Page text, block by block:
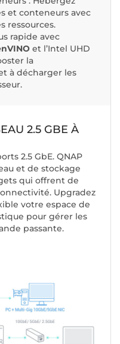
et conteneurs avec
ressources.
rapide avec
et l’Intel UHD
la
à décharger les
2.5 GBE À
2.5 GbE. QNAP
et de stockage
qui offrent de
Upgradez
votre espace de
pour gérer les
passante.